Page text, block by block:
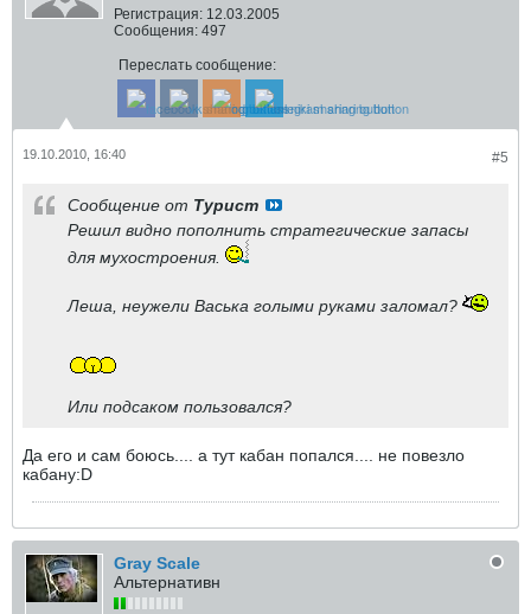
Регистрация: 12.03.2005
Сообщения: 497
Переслать сообщение:
#5
19.10.2010, 16:40
Сообщение от Турист
Решил видно пополнить стратегические запасы
для мухостроения.
Леша, неужели Васька голыми руками заломал?
Или подсаком пользовался?
Да его и сам боюсь.... а тут кабан попался.... не повезло
кабану:D
Gray Scale
Альтернативн